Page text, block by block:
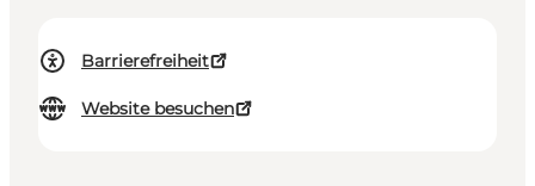
Barrierefreiheit
Website besuchen